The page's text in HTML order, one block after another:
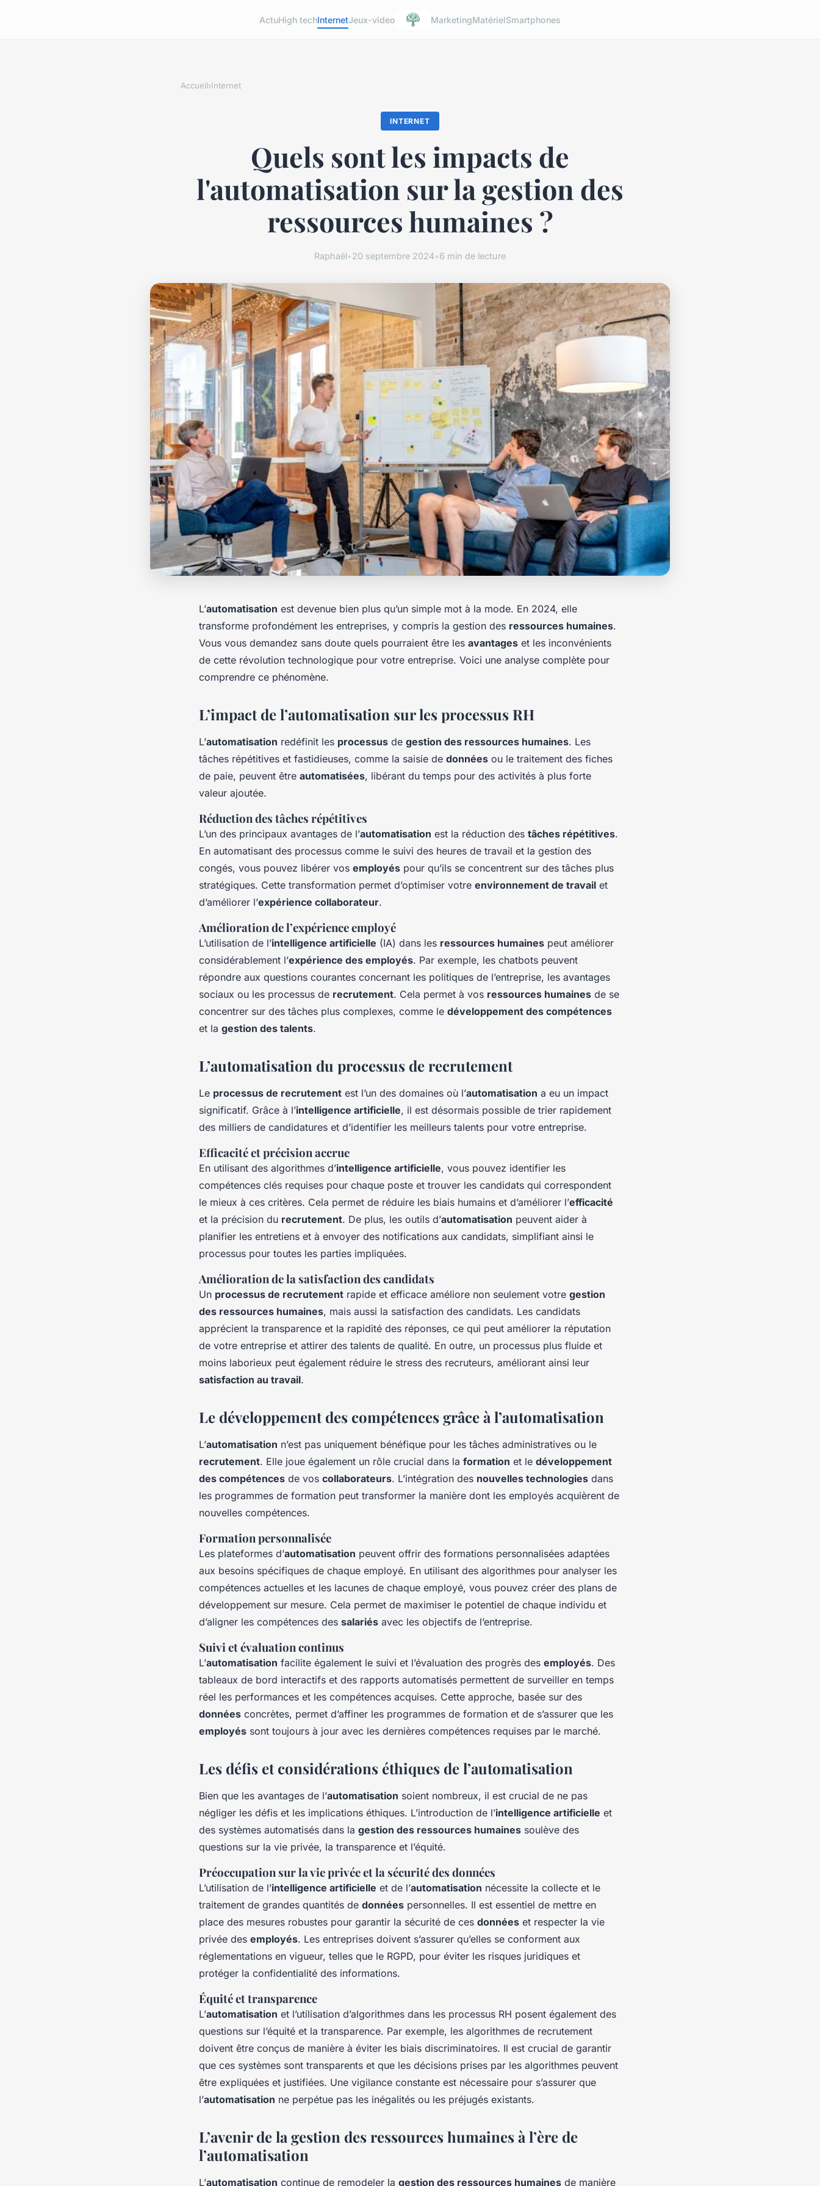
ActuHigh techInternetJeux-video MarketingMatérielSmartphones
Accueil›Internet
INTERNET
Quels sont les impacts de
l'automatisation sur la gestion des
ressources humaines ?
Raphaël•20 septembre 2024•6 min de lecture
L’automatisation est devenue bien plus qu’un simple mot à la mode. En 2024, elle
transforme profondément les entreprises, y compris la gestion des ressources humaines.
Vous vous demandez sans doute quels pourraient être les avantages et les inconvénients
de cette révolution technologique pour votre entreprise. Voici une analyse complète pour
comprendre ce phénomène.
L’impact de l’automatisation sur les processus RH
L’automatisation redéfinit les processus de gestion des ressources humaines. Les
tâches répétitives et fastidieuses, comme la saisie de données ou le traitement des fiches
de paie, peuvent être automatisées, libérant du temps pour des activités à plus forte
valeur ajoutée.
Réduction des tâches répétitives
L’un des principaux avantages de l’automatisation est la réduction des tâches répétitives.
En automatisant des processus comme le suivi des heures de travail et la gestion des
congés, vous pouvez libérer vos employés pour qu’ils se concentrent sur des tâches plus
stratégiques. Cette transformation permet d’optimiser votre environnement de travail et
d’améliorer l’expérience collaborateur.
Amélioration de l’expérience employé
L’utilisation de l’intelligence artificielle (IA) dans les ressources humaines peut améliorer
considérablement l’expérience des employés. Par exemple, les chatbots peuvent
répondre aux questions courantes concernant les politiques de l’entreprise, les avantages
sociaux ou les processus de recrutement. Cela permet à vos ressources humaines de se
concentrer sur des tâches plus complexes, comme le développement des compétences
et la gestion des talents.
L’automatisation du processus de recrutement
Le processus de recrutement est l’un des domaines où l’automatisation a eu un impact
significatif. Grâce à l’intelligence artificielle, il est désormais possible de trier rapidement
des milliers de candidatures et d’identifier les meilleurs talents pour votre entreprise.
Efficacité et précision accrue
En utilisant des algorithmes d’intelligence artificielle, vous pouvez identifier les
compétences clés requises pour chaque poste et trouver les candidats qui correspondent
le mieux à ces critères. Cela permet de réduire les biais humains et d’améliorer l’efficacité
et la précision du recrutement. De plus, les outils d’automatisation peuvent aider à
planifier les entretiens et à envoyer des notifications aux candidats, simplifiant ainsi le
processus pour toutes les parties impliquées.
Amélioration de la satisfaction des candidats
Un processus de recrutement rapide et efficace améliore non seulement votre gestion
des ressources humaines, mais aussi la satisfaction des candidats. Les candidats
apprécient la transparence et la rapidité des réponses, ce qui peut améliorer la réputation
de votre entreprise et attirer des talents de qualité. En outre, un processus plus fluide et
moins laborieux peut également réduire le stress des recruteurs, améliorant ainsi leur
satisfaction au travail.
Le développement des compétences grâce à l’automatisation
L’automatisation n’est pas uniquement bénéfique pour les tâches administratives ou le
recrutement. Elle joue également un rôle crucial dans la formation et le développement
des compétences de vos collaborateurs. L’intégration des nouvelles technologies dans
les programmes de formation peut transformer la manière dont les employés acquièrent de
nouvelles compétences.
Formation personnalisée
Les plateformes d’automatisation peuvent offrir des formations personnalisées adaptées
aux besoins spécifiques de chaque employé. En utilisant des algorithmes pour analyser les
compétences actuelles et les lacunes de chaque employé, vous pouvez créer des plans de
développement sur mesure. Cela permet de maximiser le potentiel de chaque individu et
d’aligner les compétences des salariés avec les objectifs de l’entreprise.
Suivi et évaluation continus
L’automatisation facilite également le suivi et l’évaluation des progrès des employés. Des
tableaux de bord interactifs et des rapports automatisés permettent de surveiller en temps
réel les performances et les compétences acquises. Cette approche, basée sur des
données concrètes, permet d’affiner les programmes de formation et de s’assurer que les
employés sont toujours à jour avec les dernières compétences requises par le marché.
Les défis et considérations éthiques de l’automatisation
Bien que les avantages de l’automatisation soient nombreux, il est crucial de ne pas
négliger les défis et les implications éthiques. L’introduction de l’intelligence artificielle et
des systèmes automatisés dans la gestion des ressources humaines soulève des
questions sur la vie privée, la transparence et l’équité.
Préoccupation sur la vie privée et la sécurité des données
L’utilisation de l’intelligence artificielle et de l’automatisation nécessite la collecte et le
traitement de grandes quantités de données personnelles. Il est essentiel de mettre en
place des mesures robustes pour garantir la sécurité de ces données et respecter la vie
privée des employés. Les entreprises doivent s’assurer qu’elles se conforment aux
réglementations en vigueur, telles que le RGPD, pour éviter les risques juridiques et
protéger la confidentialité des informations.
Équité et transparence
L’automatisation et l’utilisation d’algorithmes dans les processus RH posent également des
questions sur l’équité et la transparence. Par exemple, les algorithmes de recrutement
doivent être conçus de manière à éviter les biais discriminatoires. Il est crucial de garantir
que ces systèmes sont transparents et que les décisions prises par les algorithmes peuvent
être expliquées et justifiées. Une vigilance constante est nécessaire pour s’assurer que
l’automatisation ne perpétue pas les inégalités ou les préjugés existants.
L’avenir de la gestion des ressources humaines à l’ère de
l’automatisation
L’automatisation continue de remodeler la gestion des ressources humaines de manière